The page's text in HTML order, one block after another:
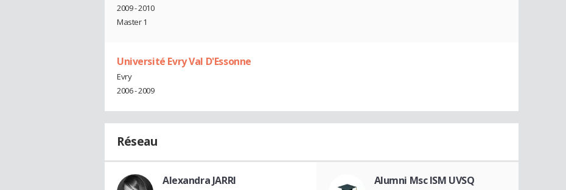
2009 - 2010
Master 1
Université Evry Val D'Essonne
Evry
2006 - 2009
Réseau
Alexandra JARRI Alumni Msc ISM UVSQ